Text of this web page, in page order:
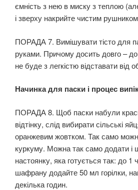
ємність з нею в миску з теплою
і зверху накрийте чистим
ПОРАДА 7. Вимішувати тісто для
руками. Причому досить довго – до
не буде з легкістю відставати від
Начинка для паски і процес
ПОРАДА 8. Щоб паски набули
відтінку, слід вибирати сільські
оранжевим жовтком. Так само
куркуму. Можна так само додати і
настоянку, яка готується так: до 1
шафрану додайте 50 мл горілки,
декілька годин.